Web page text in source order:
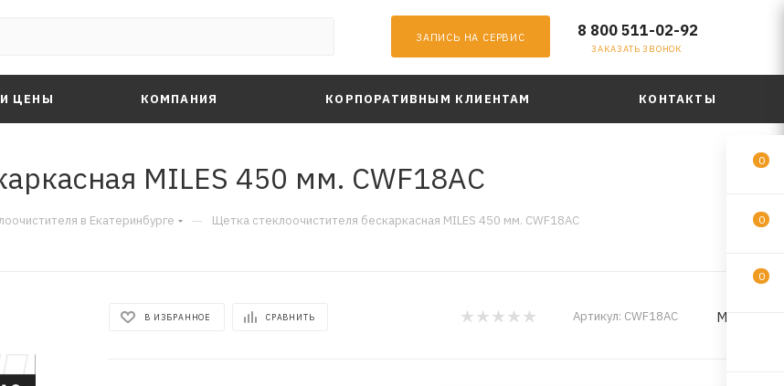
ЗАПИСЬ НА СЕРВИС 8 800 511-02-92
ЗАКАЗАТЬ ЗВОНОК
ЦЕНЫ КОМПАНИЯ КОРПОРАТИВНЫМ КЛИЕНТАМ КОНТАКТЫ
MILES 450 мм. CWF18AC
в Екатеринбурге — Щетка стеклоочистителя бескаркасная MILES 450 мм. CWF18AC
В ИЗБРАННОЕ СРАВНИТЬ Артикул: CWF18AC MILES
0
0
0